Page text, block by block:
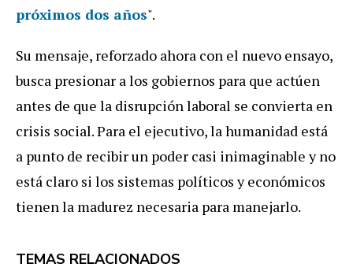
próximos dos años".
Su mensaje, reforzado ahora con el nuevo ensayo,
busca presionar a los gobiernos para que actúen
antes de que la disrupción laboral se convierta en
crisis social. Para el ejecutivo, la humanidad está
a punto de recibir un poder casi inimaginable y no
está claro si los sistemas políticos y económicos
tienen la madurez necesaria para manejarlo.
TEMAS RELACIONADOS